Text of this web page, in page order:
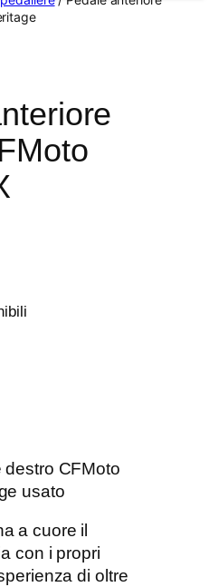
destro CFMoto
usato
a cuore il
con i propri
di oltre